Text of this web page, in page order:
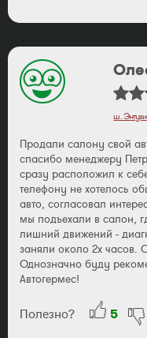
ш.
Продали салону свой
спасибо менеджеру
сразу расположил к
телефону не хотелось
авто, согласовал
мы подъехали в салон,
лишний движений -
заняли около 2х часов.
Однозначно буду
Автогермес!
Полезно? 5